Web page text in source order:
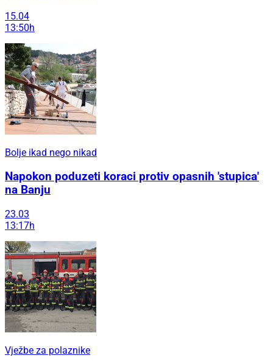
15.04
13:50h
Bolje ikad nego nikad
Napokon poduzeti koraci protiv opasnih 'stupica'
na Banju
23.03
13:17h
Vježbe za polaznike